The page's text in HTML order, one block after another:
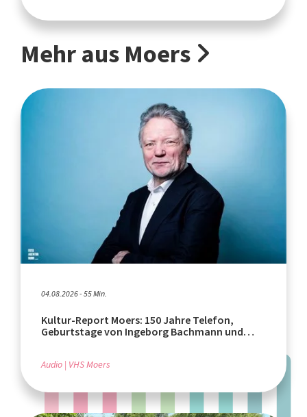
Mehr aus Moers
04.08.2026 - 55 Min.
Kultur-Report Moers: 150 Jahre Telefon,
Geburtstage von Ingeborg Bachmann und
Audio VHS Moers